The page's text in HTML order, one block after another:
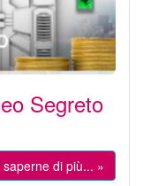
Segreto
saperne di più... »